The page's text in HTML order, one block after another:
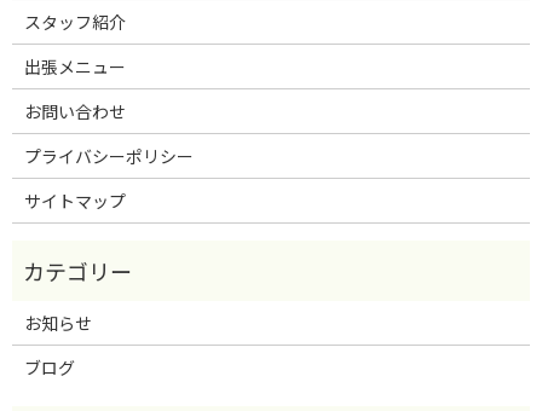
スタッフ紹介
出張メニュー
お問い合わせ
プライバシーポリシー
サイトマップ
お知らせ
ブログ